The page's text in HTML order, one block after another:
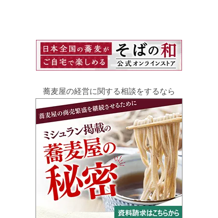
蕎麦屋の経営に関する相談をするなら